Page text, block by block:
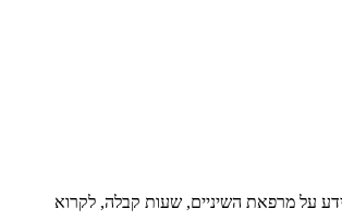
על מרפאת השיניים, שעות קבלה, לקרוא